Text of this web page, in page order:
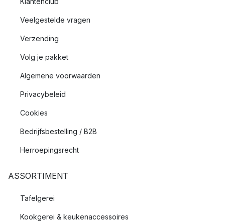
Veelgestelde vragen
Verzending
Volg je pakket
Algemene voorwaarden
Privacybeleid
Cookies
Bedrijfsbestelling / B2B
Herroepingsrecht
ASSORTIMENT
Tafelgerei
Kookgerei & keukenaccessoires